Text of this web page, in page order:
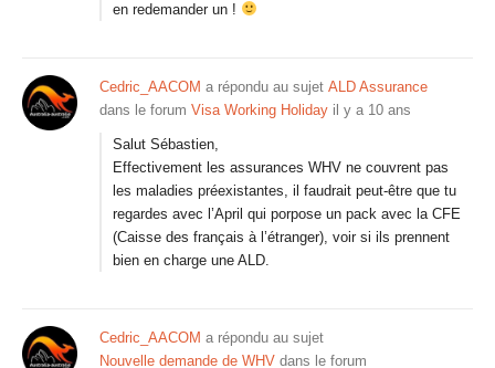
en redemander un !
Cedric_AACOM a répondu au sujet ALD Assurance
dans le forum Visa Working Holiday il y a 10 ans
Salut Sébastien,
Effectivement les assurances WHV ne couvrent pas
les maladies préexistantes, il faudrait peut-être que tu
regardes avec l’April qui porpose un pack avec la CFE
(Caisse des français à l’étranger), voir si ils prennent
bien en charge une ALD.
Cedric_AACOM a répondu au sujet
Nouvelle demande de WHV dans le forum